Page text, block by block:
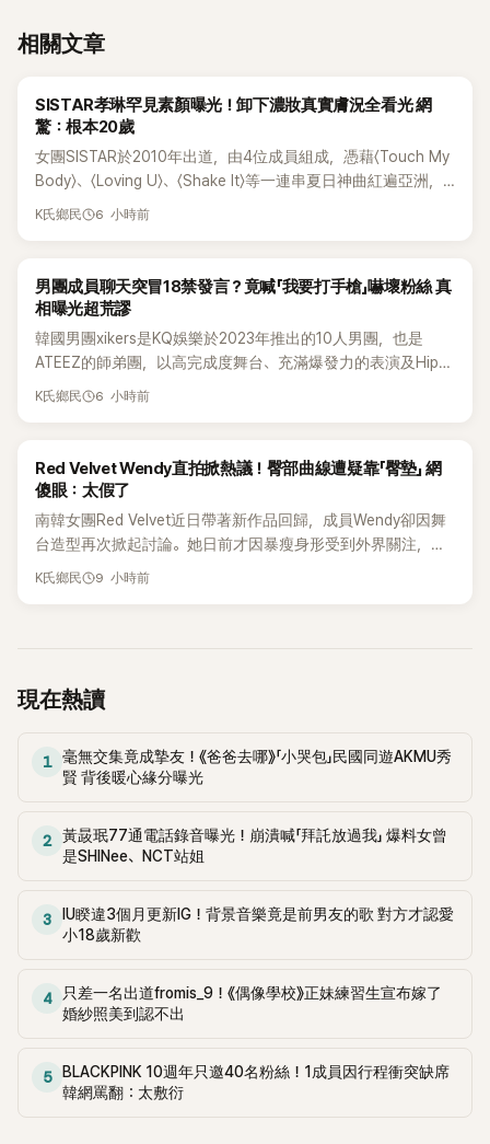
相關文章
K-POP
SISTAR孝琳罕見素顏曝光！卸下濃妝真實膚況全看光 網
驚：根本20歲
女團SISTAR於2010年出道，由4位成員組成，憑藉〈Touch My
Body〉、〈Loving U〉、〈Shake It〉等一連串夏日神曲紅遍亞洲，
獲封「夏日女王」。不過，團體在出道滿7年後宣布解散，成員各
不僅展現兩人多年不變的好交情，她幾乎素顏入鏡的真實模
樣，也意外掀起網友熱議。
K氏鄉民 6 小時前
K-POP
男團成員聊天突冒18禁發言？竟喊「我要打手槍」嚇壞粉絲 真
相曝光超荒謬
韓國男團xikers是KQ娛樂於2023年推出的10人男團，也是
ATEEZ的師弟團，以高完成度舞台、充滿爆發力的表演及Hip-
Hop風格聞名，出道後迅速累積大批海內外粉絲，近年也陸續
K氏鄉民 6 小時前
K-POP
Red Velvet Wendy直拍掀熱議！臀部曲線遭疑靠「臀墊」 網
傻眼：太假了
南韓女團Red Velvet近日帶著新作品回歸，成員Wendy卻因舞
台造型再次掀起討論。她日前才因暴瘦身形受到外界關注，又
被質疑在舞台上使用臀墊，如今最新打歌舞台曝光後，再度因
K氏鄉民 9 小時前
現在熱讀
1
毫無交集竟成摯友！《爸爸去哪》「小哭包」民國同遊AKMU秀
賢 背後暖心緣分曝光
2
黃晸珉77通電話錄音曝光！崩潰喊「拜託放過我」 爆料女曾
是SHINee、NCT站姐
3
IU睽違3個月更新IG！背景音樂竟是前男友的歌 對方才認愛
小18歲新歡
4
只差一名出道fromis_9！《偶像學校》正妹練習生宣布嫁了
婚紗照美到認不出
5
BLACKPINK 10週年只邀40名粉絲！1成員因行程衝突缺席
韓網罵翻：太敷衍